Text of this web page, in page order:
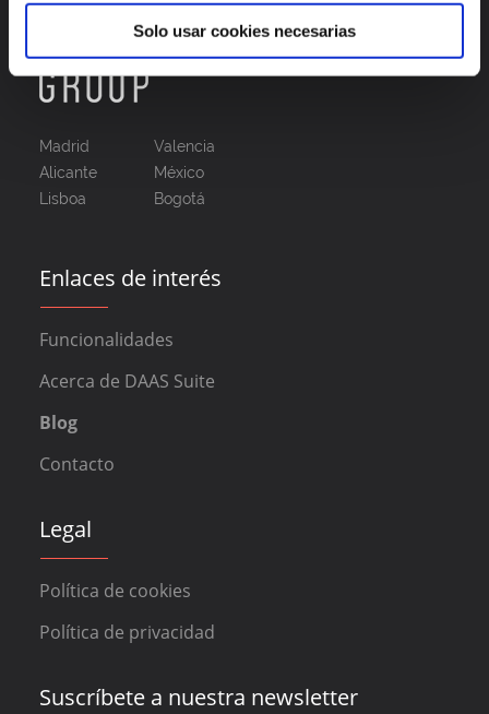
Solo usar cookies necesarias
Madrid
Valencia
Alicante
México
Lisboa
Bogotá
Enlaces de interés
Funcionalidades
Acerca de DAAS Suite
Blog
Contacto
Legal
Política de cookies
Política de privacidad
Suscríbete a nuestra newsletter